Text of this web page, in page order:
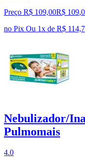
Preço R$ 109,00R$ 109,
no Pix Ou 1x de R$
Nebulizador/
Pulmomais
4.0